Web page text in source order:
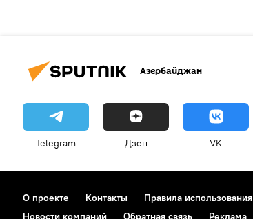
Азербайджан
Telegram Дзен VK
О проекте Контакты Правила использования
Новости компаний
Обратная связь Реклама